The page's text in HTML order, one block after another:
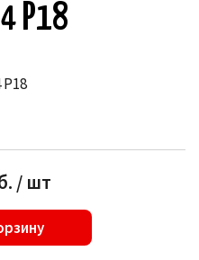
Р18
/ шт